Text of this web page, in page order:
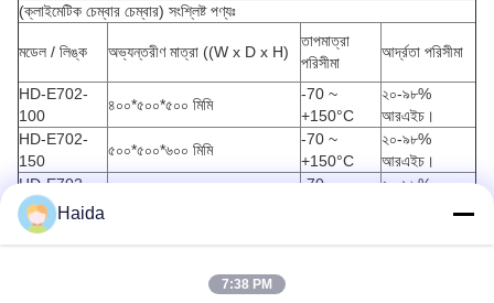
(ক্লাইমেটিক চেম্বার চেম্বার) সংশ্লিষ্ট পণ্যঃ
মডেল / লিঙ্ক অভ্যন্তরীণ মাত্রা ((W x D x H)
তাপমাত্রা
পরিসীমা
আর্দ্রতা পরিসীমা
HD-E702-
100
৪০০*৫০০*৫০০ মিমি
-70 ~
+150°C
২০-৯৮%
আরএইচ।
HD-E702-
150
৫০০*৫০০*৬০০ মিমি
-70 ~
+150°C
২০-৯৮%
আরএইচ।
HD-E702-
225
-70 ~
২০-৯৮%
HD-E702-
408
+150°C
আরএইচ।
1000*800*1000 মিমি
Haida
7:38 PM